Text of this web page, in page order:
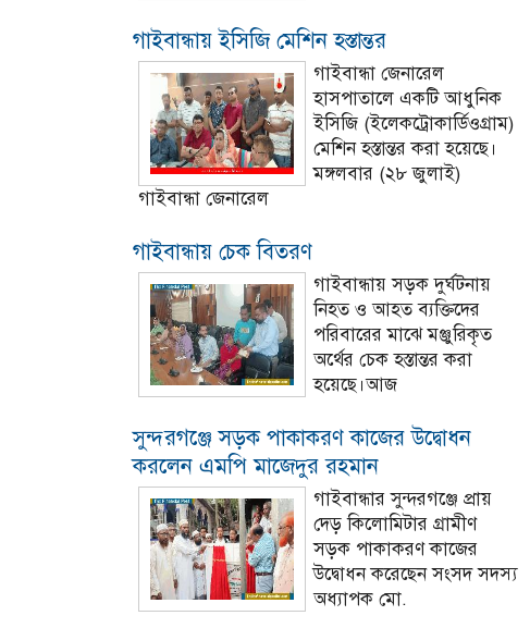
গাইবান্ধায় ইসিজি মেশিন হস্তান্তর
গাইবান্ধা জেনারেল
হাসপাতালে একটি আধুনিক
ইসিজি (ইলেকট্রোকার্ডিওগ্রাম)
মেশিন হস্তান্তর করা হয়েছে।
মঙ্গলবার (২৮ জুলাই)
গাইবান্ধা জেনারেল
গাইবান্ধায় চেক বিতরণ
গাইবান্ধায় সড়ক দুর্ঘটনায়
নিহত ও আহত ব্যক্তিদের
পরিবারের মাঝে মঞ্জুরিকৃত
অর্থের চেক হস্তান্তর করা
হয়েছে।আজ
সুন্দরগঞ্জে সড়ক পাকাকরণ কাজের উদ্বোধন
করলেন এমপি মাজেদুর রহমান
গাইবান্ধার সুন্দরগঞ্জে প্রায়
দেড় কিলোমিটার গ্রামীণ
সড়ক পাকাকরণ কাজের
উদ্বোধন করেছেন সংসদ সদস্য
অধ্যাপক মো.